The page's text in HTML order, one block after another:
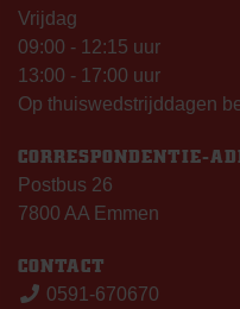
Vrijdag
09:00 - 12:15 uur
13:00 - 17:00 uur
Op thuiswedstrijddagen
CORRESPONDENTIE-
Postbus 26
7800 AA Emmen
CONTACT
0591-670670